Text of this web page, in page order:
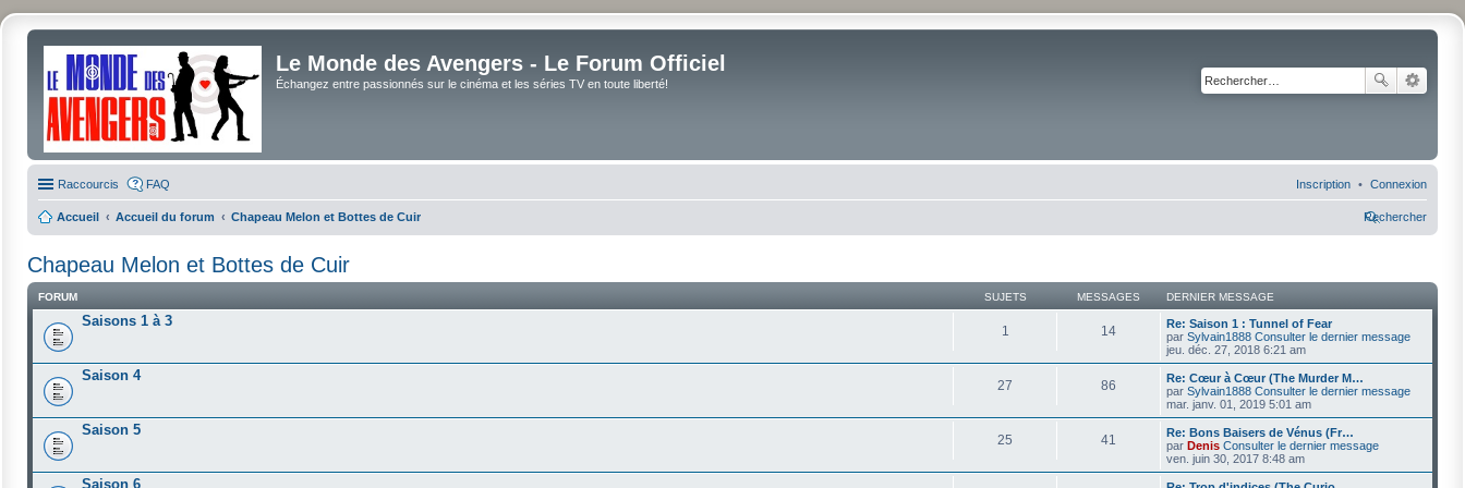
Le Monde des Avengers - Le Forum Officiel
Échangez entre passionnés sur le cinéma et les séries TV en toute liberté!
Raccourcis FAQ Connexion
Inscription
Accueil Accueil du forum Chapeau Melon et Bottes de Cuir Rechercher
Chapeau Melon et Bottes de Cuir
FORUM SUJETS MESSAGES DERNIER MESSAGE
Saisons 1 à 3
1 14
Re: Saison 1 : Tunnel of Fear
par Sylvain1888 Consulter le dernier message
jeu. déc. 27, 2018 6:21 am
Saison 4
27 86
Re: Cœur à Cœur (The Murder M…
par Sylvain1888 Consulter le dernier message
mar. janv. 01, 2019 5:01 am
Saison 5
25 41
Re: Bons Baisers de Vénus (Fr…
par Denis Consulter le dernier message
ven. juin 30, 2017 8:48 am
Saison 6